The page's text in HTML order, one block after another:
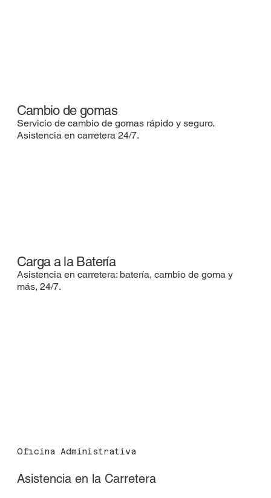
Cambio de gomas
Servicio de cambio de gomas rápido y seguro.
Asistencia en carretera 24/7.
Carga a la Batería
Asistencia en carretera: batería, cambio de goma y
más, 24/7.
Oficina Administrativa
Asistencia en la Carretera